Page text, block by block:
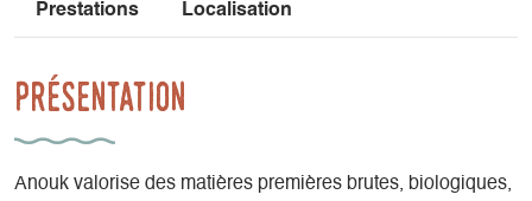
Prestations Localisation
Présentation
Anouk valorise des matières premières brutes, biologiques,